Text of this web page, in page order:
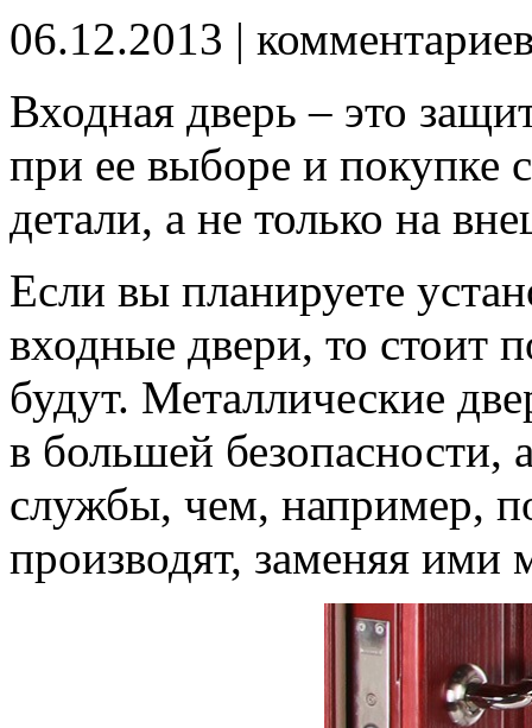
06.12.2013 |
Входная дверь – это
при ее выборе и покупке
детали, а не только на
Если вы планируете
входные двери, то стоит
будут. Металлические
в большей
службы, чем, например,
производят, заменяя ими